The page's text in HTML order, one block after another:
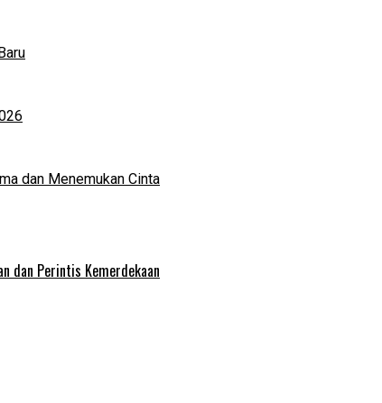
dan Menemukan Cinta
dan Perintis Kemerdekaan